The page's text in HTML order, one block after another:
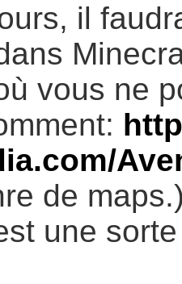
il
vous ne
de
une